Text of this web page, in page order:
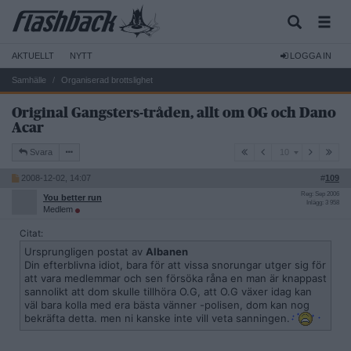
AKTUELLT NYTT LOGGA IN
Samhälle Organiserad brottslighet
Original Gangsters-tråden, allt om OG och Dano
Acar
Svara
2008-12-02, 14:07 #109
You better run
Medlem
Reg: Sep 2006
Inlägg: 3 958
Citat:
Ursprungligen postat av Albanen
Din efterblivna idiot, bara för att vissa snorungar utger sig för
att vara medlemmar och sen försöka råna en man är knappast
sannolikt att dom skulle tillhöra O.G, att O.G växer idag kan
väl bara kolla med era bästa vänner -polisen, dom kan nog
bekräfta detta. men ni kanske inte vill veta sanningen.